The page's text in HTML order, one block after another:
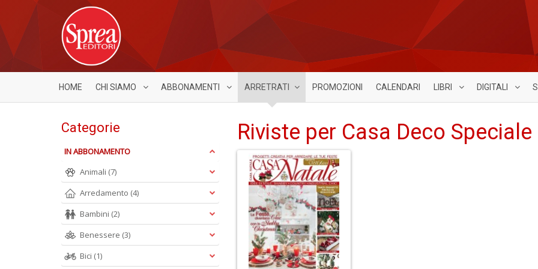
HOME CHI SIAMO ABBONAMENTI ARRETRATI PROMOZIONI CALENDARI LIBRI DIGITALI
Riviste per Casa Deco Speciale
Categorie
IN ABBONAMENTO
Animali (7)
Arredamento (4)
Bambini (2)
Benessere (3)
Bici (1)